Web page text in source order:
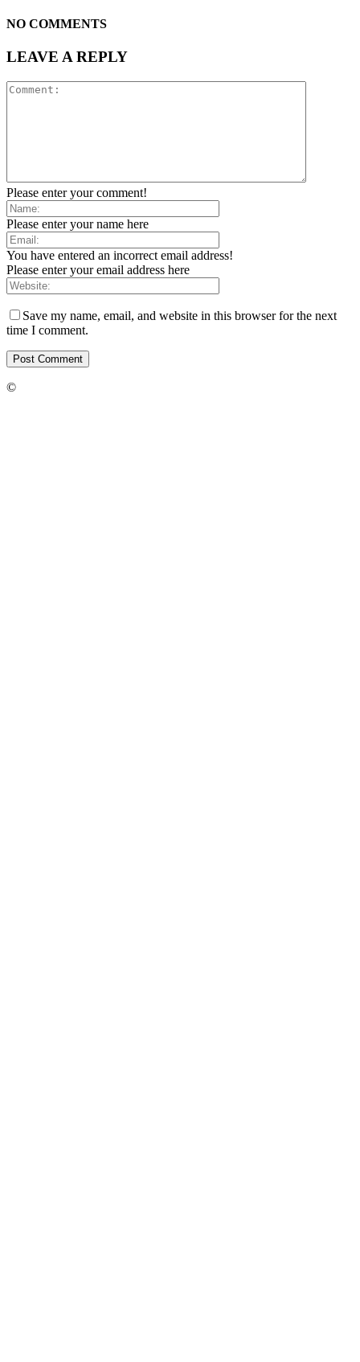
NO COMMENTS
LEAVE A REPLY
Please enter your comment!
Please enter your name here
You have entered an incorrect email address!
Please enter your email address here
Save my name, email, and website in this browser for the next
time I comment.
©